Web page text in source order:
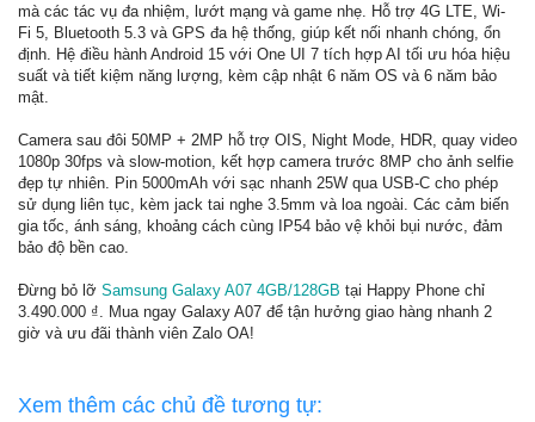
mà các tác vụ đa nhiệm, lướt mạng và game nhẹ. Hỗ trợ 4G LTE, Wi-
Fi 5, Bluetooth 5.3 và GPS đa hệ thống, giúp kết nối nhanh chóng, ổn
định. Hệ điều hành Android 15 với One UI 7 tích hợp AI tối ưu hóa hiệu
suất và tiết kiệm năng lượng, kèm cập nhật 6 năm OS và 6 năm bảo
mật.
Camera sau đôi 50MP + 2MP hỗ trợ OIS, Night Mode, HDR, quay video
1080p 30fps và slow-motion, kết hợp camera trước 8MP cho ảnh selfie
đẹp tự nhiên. Pin 5000mAh với sạc nhanh 25W qua USB-C cho phép
sử dụng liên tục, kèm jack tai nghe 3.5mm và loa ngoài. Các cảm biến
gia tốc, ánh sáng, khoảng cách cùng IP54 bảo vệ khỏi bụi nước, đảm
bảo độ bền cao.
Đừng bỏ lỡ Samsung Galaxy A07 4GB/128GB tại Happy Phone chỉ
3.490.000 ₫. Mua ngay Galaxy A07 để tận hưởng giao hàng nhanh 2
giờ và ưu đãi thành viên Zalo OA!
Xem thêm các chủ đề tương tự: